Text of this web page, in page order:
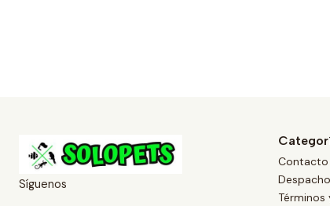
Síguenos
Contacto
Términos